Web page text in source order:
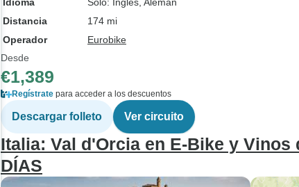
Distancia
174 mi
Operador
Eurobike
Desde
€1,389
Regístrate para acceder a los descuentos
Descargar folleto Ver circuito
Italia: Val d'Orcia en E-Bike y Vinos
DÍAS